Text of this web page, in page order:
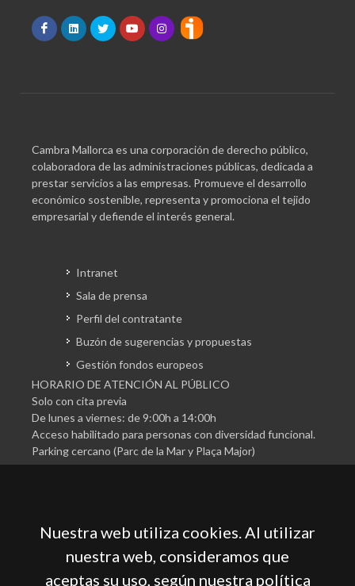
Cambra Mallorca es una corporación de derecho público,
colaboradora de las administraciones públicas, dedicada a
prestar servicios a las empresas. Promueve el desarrollo
económico sostenible, representa y promociona el tejido
empresarial y defiende el interés general.
Intranet
Sala de prensa
Perfil del contratante
Buzón de sugerencias y propuestas
Gestión fondos europeos
HORARIO DE ATENCIÓN AL PÚBLICO
Solo con cita previa
De lunes a viernes: de 9:00h a 14:00h
Acceso habilitado para personas con diversidad funcional.
Parking cercano (Parc de la Mar y Plaça Major)
Cámara Oficial de Comercio, Industria, Servicios y
Nuestra web utiliza cookies. Al utilizar
nuestra web, consideramos que
aceptas su uso, según nuestra política